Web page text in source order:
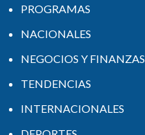
PROGRAMAS
NACIONALES
NEGOCIOS Y FINANZAS
TENDENCIAS
INTERNACIONALES